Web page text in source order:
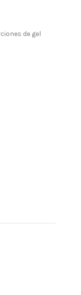
de gel